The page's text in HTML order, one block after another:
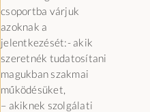
csoportba várjuk
azoknak a
jelentkezését:- akik
szeretnék tudatosítani
magukban szakmai
működésüket,
– akiknek szolgálati